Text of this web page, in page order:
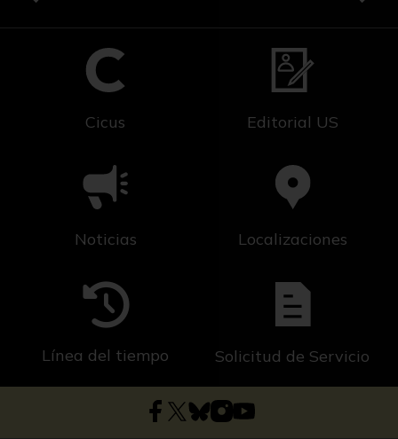
Cicus Editorial US
Noticias Localizaciones
Línea del tiempo Solicitud de Servicio